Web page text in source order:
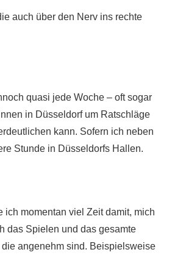
auch über den Nerv ins rechte
quasi jede Woche – oft sogar
in Düsseldorf um Ratschläge
kann. Sofern ich neben
Stunde in Düsseldorfs Hallen.
ich momentan viel Zeit damit, mich
das Spielen und das gesamte
angenehm sind. Beispielsweise